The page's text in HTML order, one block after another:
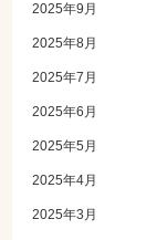
2025年9月
2025年8月
2025年7月
2025年6月
2025年5月
2025年4月
2025年3月